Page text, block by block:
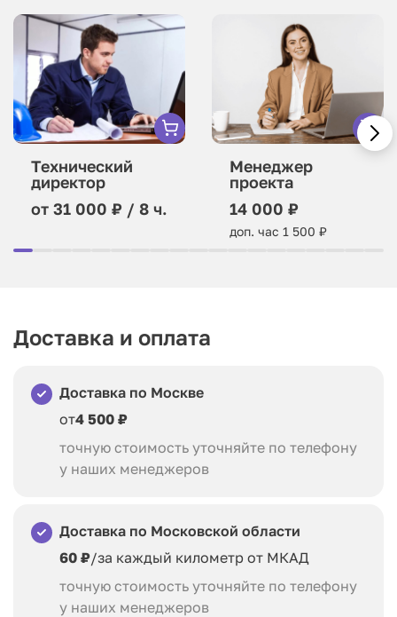
Технический
директор
от 31 000 ₽ / 8 ч.
Менеджер
проекта
14 000 ₽
доп. час 1 500 ₽
Доставка и оплата
Доставка по Москве
от4 500 ₽
точную стоимость уточняйте по телефону
у наших менеджеров
Доставка по Московской области
60 ₽/за каждый километр от МКАД
точную стоимость уточняйте по телефону
у наших менеджеров